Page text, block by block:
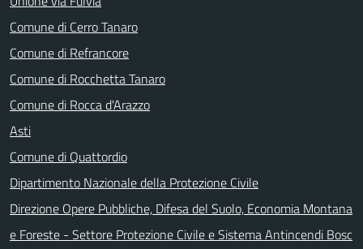
Comune di Cerro Tanaro
Comune di Refrancore
Comune di Rocchetta Tanaro
Comune di Rocca d'Arazzo
Asti
Comune di Quattordio
Dipartimento Nazionale della Protezione Civile
Direzione Opere Pubbliche, Difesa del Suolo, Economia Montana
e Foreste - Settore Protezione Civile e Sistema Antincendi Bosc